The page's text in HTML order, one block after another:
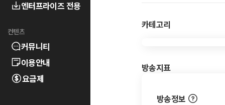
엔터프라이즈 전용
컨텐츠
커뮤니티
이용안내
요금제
카테고리
방송지표
방송정보